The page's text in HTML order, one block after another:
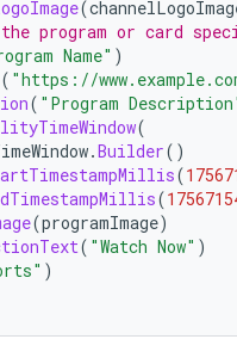
(
program or card
Name" )
( "https://
( "Program
(
.Builder()
(
(
(programImage)
( "Watch Now" )
)